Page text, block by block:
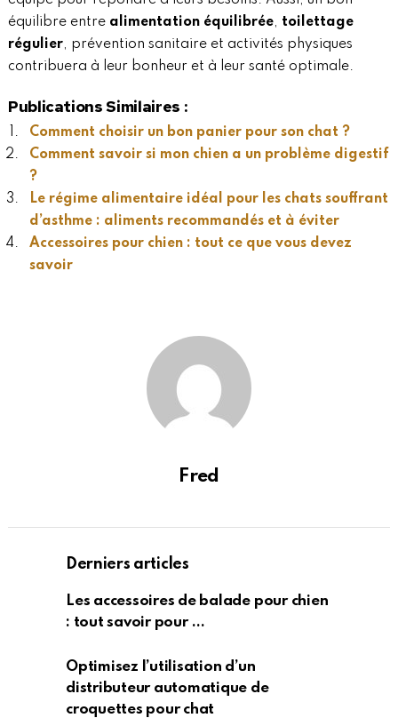
équilibre entre alimentation équilibrée, toilettage
régulier, prévention sanitaire et activités physiques
contribuera à leur bonheur et à leur santé optimale.
Publications Similaires :
Comment choisir un bon panier pour son chat ?
Comment savoir si mon chien a un problème digestif
?
Le régime alimentaire idéal pour les chats souffrant
d’asthme : aliments recommandés et à éviter
Accessoires pour chien : tout ce que vous devez
savoir
Fred
Derniers articles
Les accessoires de balade pour chien
: tout savoir pour …
Optimisez l’utilisation d’un
distributeur automatique de
croquettes pour chat